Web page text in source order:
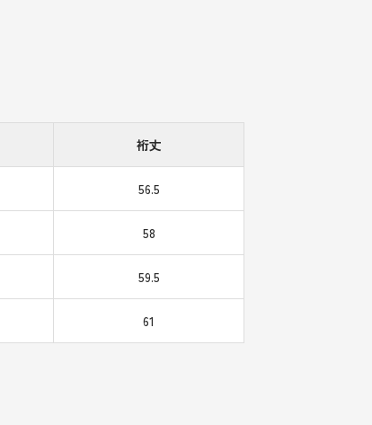
裄丈
56.5
58
59.5
61